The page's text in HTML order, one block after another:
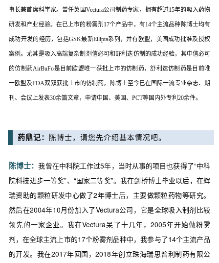
事长兼首席科学家。曾任英国Vectura公司制药专家，拥有超过15年的吸入药物
研发和产业经验。在已上市的粉雾剂17个产品中，有14个主流品种陈博士均有
成功开发的经历，包括GSK最新Ellipta系列，并有欧盟，美国成功批准及授权
案例。尤其是吸入高端复杂制剂信必可和舒利迭仿制的成功经验，其中信必可
的仿制药AirBuFo是目前欧盟唯一获批上市的仿制药，舒利迭仿制药是目前唯
一欧盟及FDA双双获批上市的仿制药。陈博士至今已在国际一流专业杂志、期
刊、会议上发表30余篇文章，申请中国、美国、PCT等国内外专利20余件。
药鼎记： 陈博士，请您先介绍基本情况吧。
陈博士：我曾在中科院工作过5年，当时从事的项目也获得了“中科
院科技进步一等奖”、“国家二等奖”。我在剑桥博士毕业以后，在辉
瑞资助的颗粒研发中心做了2年博士后，主要做颗粒药物等研究。
然后在2004年10月份加入了Vectura公司，它是全球吸入制剂比较
领先的一家企业。我在Vectura呆了十几年，2005年开始做粉雾
剂，在全球主流上市的17个粉雾剂品种中，我参与了14个主流产品
的开发。我在2017年回国，2018年创立珠海瑞思普利制药有限公